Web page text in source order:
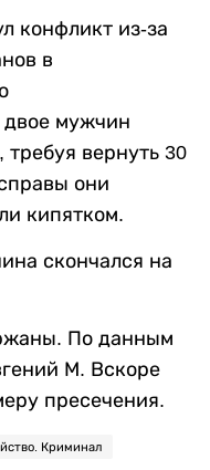
конфликт из-за
в
мужчин
вернуть 30
они
кипятком.
скончался на
По данным
М. Вскоре
пресечения.
Криминал